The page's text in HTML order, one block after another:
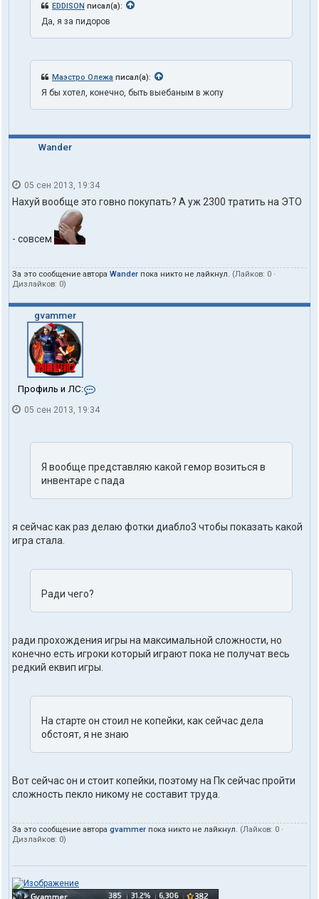
EDDISON писал(а):
Да, я за пидоров
Маэстро Олежа писал(а):
Я бы хотел, конечно, быть выебаным в жопу
Wander
05 сен 2013, 19:34
Нахуй вообще это говно покупать? А уж 2300 тратить на ЭТО
- совсем
За это сообщение автора Wander пока никто не лайкнул. (Лайков: 0 ·
Дизлайков: 0)
gvammer
Профиль и ЛС:
н
к
ы
п
л
з
т
a
m
e
05 сен 2013, 19:34
Я вообще представляю какой гемор возиться в
инвентаре с пада
я сейчас как раз делаю фотки диабло3 чтобы показать какой
игра стала.
Ради чего?
ради прохождения игры на максимальной сложности, но
конечно есть игроки который играют пока не получат весь
редкий еквип игры.
На старте он стоил не копейки, как сейчас дела
обстоят, я не знаю
Вот сейчас он и стоит копейки, поэтому на Пк сейчас пройти
сложность пекло никому не составит труда.
За это сообщение автора gvammer пока никто не лайкнул. (Лайков: 0 ·
Дизлайков: 0)